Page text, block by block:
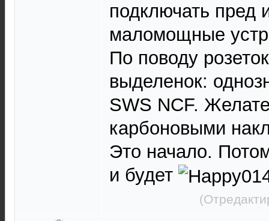
подключать пред
маломощные
По поводу
выделенок:
SWS NCF.
карбоновыми
Это начало.
и будет